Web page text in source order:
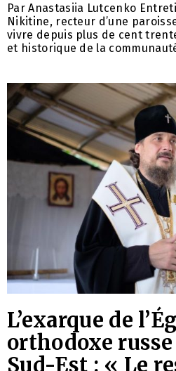
Par Anastasiia Lutcenko
Nikitine, recteur d’une
vivre depuis plus de cent
et historique de la
L’exarque de
orthodoxe
Sud-Est : « Le